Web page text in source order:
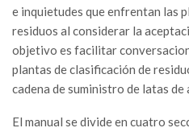
e inquietudes que enfrentan las
residuos al considerar la
objetivo es facilitar
plantas de clasificación de
cadena de suministro de latas de
El manual se divide en cuatro